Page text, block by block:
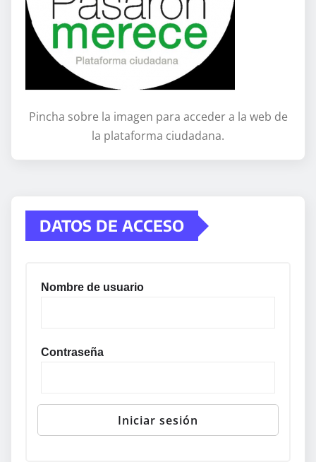
Pincha sobre la imagen para acceder a la web de
la plataforma ciudadana.
DATOS DE ACCESO
Nombre de usuario
Contraseña